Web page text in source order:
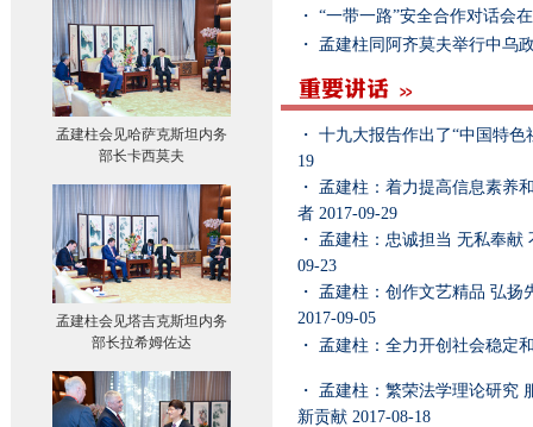
孟建柱会见哈萨克斯坦内务
部长卡西莫夫
孟建柱会见塔吉克斯坦内务
部长拉希姆佐达
・ “一带一路”安全合作对话会
・ 孟建柱同阿齐莫夫举行中乌
・ 十九大报告作出了“中国特
19
・ 孟建柱：着力提高信息素养
者 2017-09-29
・ 孟建柱：忠诚担当 无私奉献
09-23
・ 孟建柱：创作文艺精品 弘扬
2017-09-05
・ 孟建柱：全力开创社会稳定
・ 孟建柱：繁荣法学理论研究
新贡献 2017-08-18